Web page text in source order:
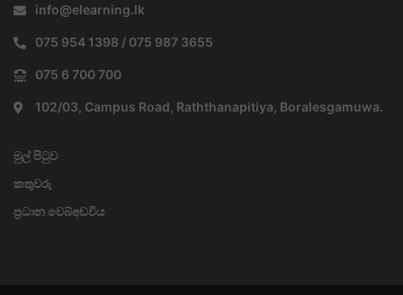
info@elearning.lk
075 954 1398 / 075 987 3655
075 6 700 700
102/03, Campus Road, Raththanapitiya, Boralesgamuwa.
මුල් පිටුව
කතුවරු
ප්‍රධාන වෙබ්අඩවිය